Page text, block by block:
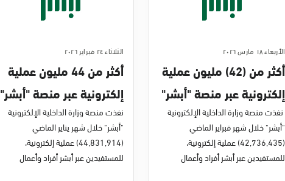
الأربعاء ١٨ مارس ٢٠٢٦
أكثر من (42) مليون عملية
إلكترونية عبر منصة "أبشر"
في فبراير 2026م
نفذت منصة وزارة الداخلية الإلكترونية
"أبشر" خلال شهر فبراير الماضي
(42,736,435) عملية إلكترونية،
للمستفيدين عبر أبشر أفراد وأعمال
الثلاثاء ٢٤ فبراير ٢٠٢٦
أكثر من 44 مليون عملية
إلكترونية عبر منصة "أبشر"
في يناير 2026
نفذت منصة وزارة الداخلية الإلكترونية
"أبشر" خلال شهر يناير الماضي
(44,831,914) عملية إلكترونية،
للمستفيدين عبر أبشر أفراد وأعمال